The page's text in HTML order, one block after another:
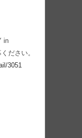
in
ださい。
3051